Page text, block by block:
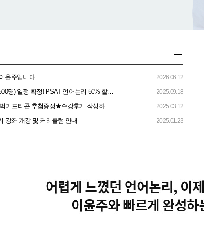
윤주입니다 2026.06.12
정 확정! PSAT 언어논리 50% 할인으로 합격지원! 2025.09.18
티콘 추첨증정★수강후기 작성하고 선물 받으세요! 2025.03.12
강좌 개강 및 커리큘럼 안내 2025.01.23